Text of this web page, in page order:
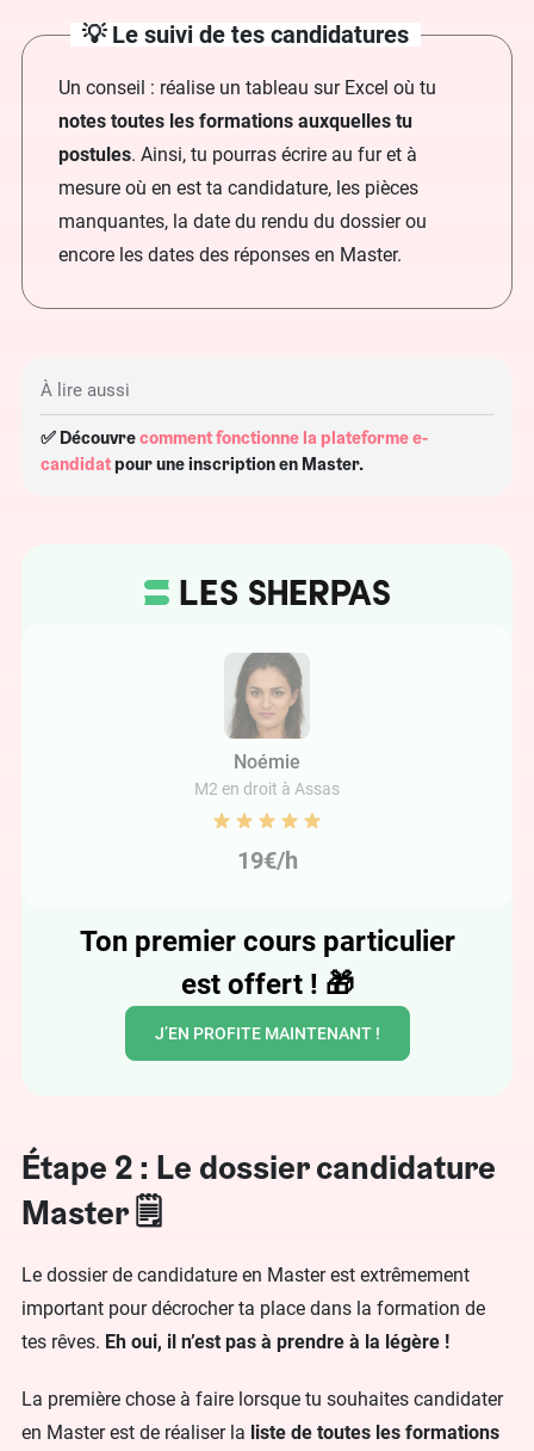
💡 Le suivi de tes candidatures
Un conseil : réalise un tableau sur Excel où tu
notes toutes les formations auxquelles tu
postules. Ainsi, tu pourras écrire au fur et à
mesure où en est ta candidature, les pièces
manquantes, la date du rendu du dossier ou
encore les dates des réponses en Master.
À lire aussi
✅ Découvrecomment fonctionne la plateforme e-
candidatpour une inscription en Master.
Noémie
M2 en droit à Assas
19€/h
Ton premier cours particulier
est offert ! 🎁
J’EN PROFITE MAINTENANT !
Étape 2 : Le dossier candidature
Master 🗒️
Le dossier de candidature en Master est extrêmement
important pour décrocher ta place dans la formation de
tes rêves. Eh oui, il n’est pas à prendre à la légère !
La première chose à faire lorsque tu souhaites candidater
en Master est de réaliser la liste de toutes les formations